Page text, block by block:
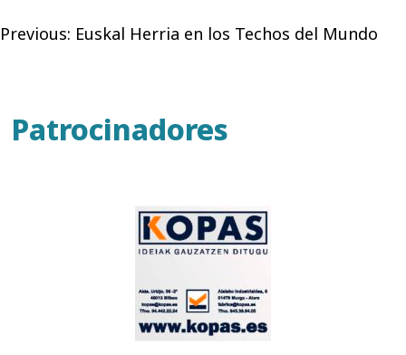
Navegación
entradas
Previous: Euskal Herria en los Techos del Mundo
Patrocinadores